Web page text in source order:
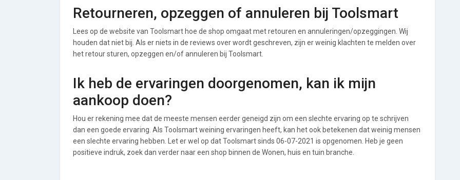
Retourneren, opzeggen of annuleren bij Toolsmart
Lees op de website van Toolsmart hoe de shop omgaat met retouren en annuleringen/opzeggingen. Wij
houden dat niet bij. Als er niets in de reviews over wordt geschreven, zijn er weinig klachten te melden over
het retour sturen, opzeggen en/of annuleren bij Toolsmart.
Ik heb de ervaringen doorgenomen, kan ik mijn
aankoop doen?
Hou er rekening mee dat de meeste mensen eerder geneigd zijn om een slechte ervaring op te schrijven
dan een goede ervaring. Als Toolsmart weining ervaringen heeft, kan het ook betekenen dat weinig mensen
een slechte ervaring hebben. Let er wel op dat Toolsmart sinds 06-07-2021 is opgenomen. Heb je geen
positieve indruk, zoek dan verder naar een shop binnen de Wonen, huis en tuin branche.